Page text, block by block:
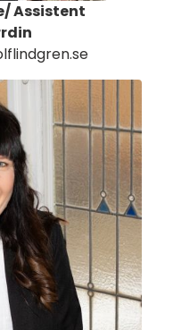
Assistent